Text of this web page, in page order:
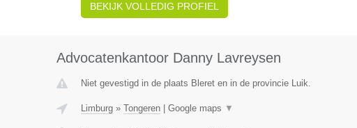
BEKIJK VOLLEDIG PROFIEL
Advocatenkantoor Danny Lavreysen
Niet gevestigd in de plaats Bleret en in de provincie Luik.
Limburg» Tongeren| Google maps ▼